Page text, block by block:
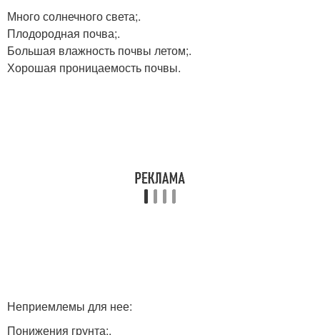
Много солнечного света;.
Плодородная почва;.
Большая влажность почвы летом;.
Хорошая проницаемость почвы.
Неприемлемы для нее:
Понижения грунта;.